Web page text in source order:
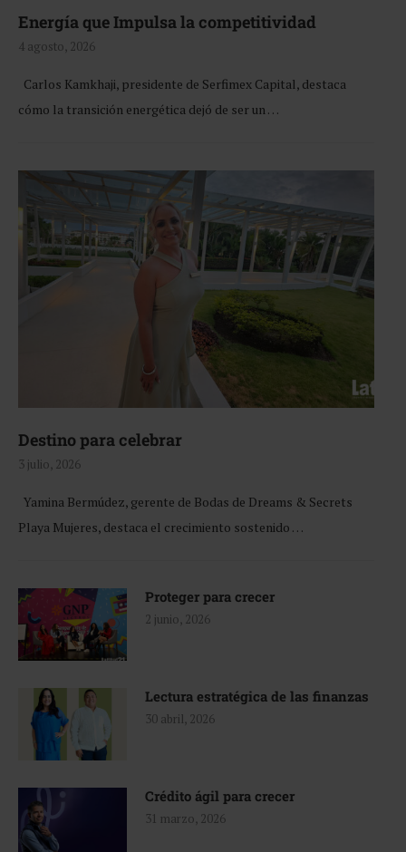
Energía que Impulsa la competitividad
4 agosto, 2026
Carlos Kamkhaji, presidente de Serfimex Capital, destaca
cómo la transición energética dejó de ser un …
Destino para celebrar
3 julio, 2026
Yamina Bermúdez, gerente de Bodas de Dreams & Secrets
Playa Mujeres, destaca el crecimiento sostenido …
Proteger para crecer
2 junio, 2026
Lectura estratégica de las finanzas
30 abril, 2026
Crédito ágil para crecer
31 marzo, 2026